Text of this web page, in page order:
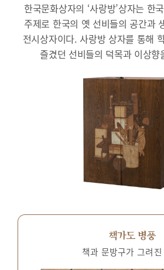
한국문화상자의 ‘사랑방’상자는 한
주제로 한국의 옛 선비들의 공간과
전시상자이다. 사랑방 상자를 통해
즐겼던 선비들의 덕목과 이상향
책가도 병풍
책과 문방구가 그려